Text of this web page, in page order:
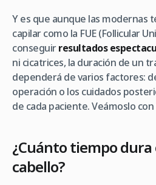
Y es que aunque las modernas
capilar como la FUE (Follicular
conseguirresultados
ni cicatrices, la duración de un
dependerá de varios factores:
operación o los cuidados
de cada paciente. Veámoslo
¿Cuánto tiempo
cabello?